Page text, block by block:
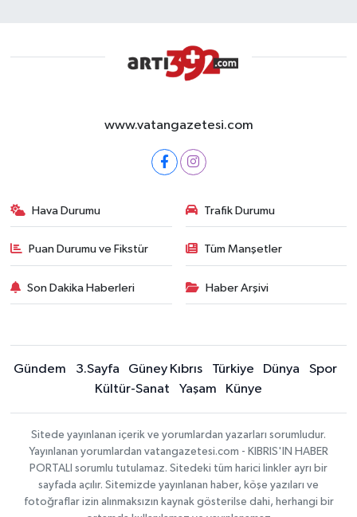
www.vatangazetesi.com
Hava Durumu Trafik Durumu
Puan Durumu ve Fikstür Tüm Manşetler
Son Dakika Haberleri Haber Arşivi
Gündem 3.Sayfa Güney Kıbrıs Türkiye Dünya
Spor
Kültür-Sanat
Yaşam Künye
Sitede yayınlanan içerik ve yorumlardan yazarları sorumludur.
Yayınlanan yorumlardan vatangazetesi.com - KIBRIS'IN HABER
PORTALI sorumlu tutulamaz. Sitedeki tüm harici linkler ayrı bir
sayfada açılır. Sitemizde yayınlanan haber, köşe yazıları ve
fotoğraflar izin alınmaksızın kaynak gösterilse dahi, herhangi bir